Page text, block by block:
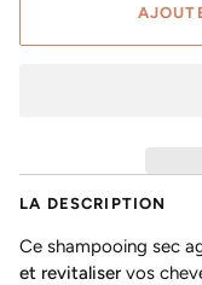
LA DESCRIPTION
Ce shampooing sec
et revitaliser vos